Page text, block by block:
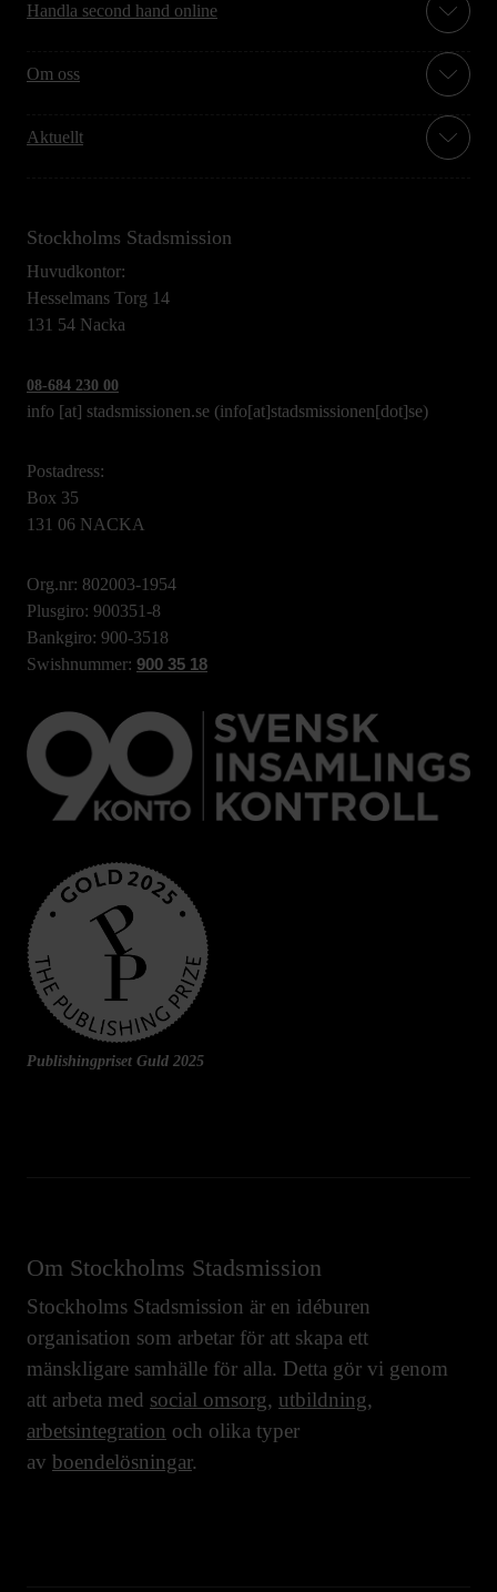
Handla second hand online
Om oss
Aktuellt
Stockholms Stadsmission
Huvudkontor:
Hesselmans Torg 14
131 54 Nacka
08-684 230 00
info [at] stadsmissionen.se (info[at]stadsmissionen[dot]se)
Postadress:
Box 35
131 06 NACKA
Org.nr: 802003-1954
Plusgiro: 900351-8
Bankgiro: 900-3518
Swishnummer: 900 35 18
Publishingpriset Guld 2025
Om Stockholms Stadsmission
Stockholms Stadsmission är en idéburen
organisation som arbetar för att skapa ett
mänskligare samhälle för alla. Detta gör vi genom
att arbeta med social omsorg, utbildning,
arbetsintegration och olika typer
av boendelösningar.